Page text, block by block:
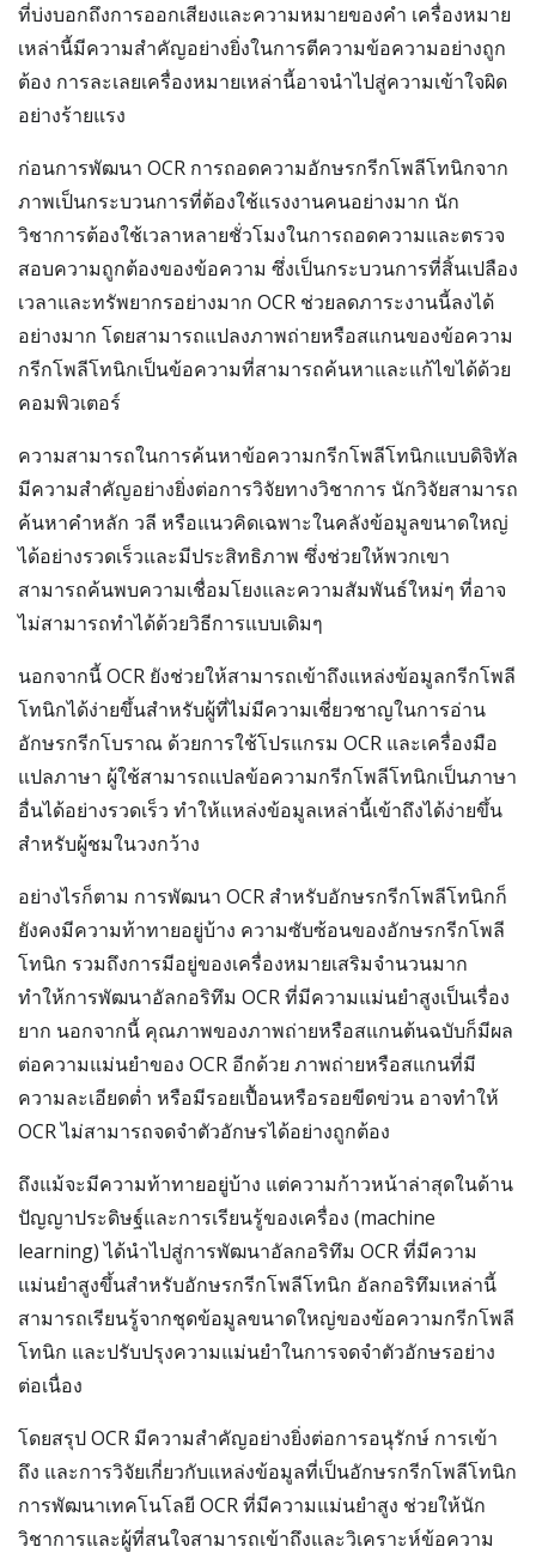
ที่บ่งบอกถึงการออกเสียงและความหมายของคำ เครื่องหมาย
เหล่านี้มีความสำคัญอย่างยิ่งในการตีความข้อความอย่างถูก
ต้อง การละเลยเครื่องหมายเหล่านี้อาจนำไปสู่ความเข้าใจผิด
อย่างร้ายแรง
ก่อนการพัฒนา OCR การถอดความอักษรกรีกโพลีโทนิกจาก
ภาพเป็นกระบวนการที่ต้องใช้แรงงานคนอย่างมาก นัก
วิชาการต้องใช้เวลาหลายชั่วโมงในการถอดความและตรวจ
สอบความถูกต้องของข้อความ ซึ่งเป็นกระบวนการที่สิ้นเปลือง
เวลาและทรัพยากรอย่างมาก OCR ช่วยลดภาระงานนี้ลงได้
อย่างมาก โดยสามารถแปลงภาพถ่ายหรือสแกนของข้อความ
กรีกโพลีโทนิกเป็นข้อความที่สามารถค้นหาและแก้ไขได้ด้วย
คอมพิวเตอร์
ความสามารถในการค้นหาข้อความกรีกโพลีโทนิกแบบดิจิทัล
มีความสำคัญอย่างยิ่งต่อการวิจัยทางวิชาการ นักวิจัยสามารถ
ค้นหาคำหลัก วลี หรือแนวคิดเฉพาะในคลังข้อมูลขนาดใหญ่
ได้อย่างรวดเร็วและมีประสิทธิภาพ ซึ่งช่วยให้พวกเขา
สามารถค้นพบความเชื่อมโยงและความสัมพันธ์ใหม่ๆ ที่อาจ
ไม่สามารถทำได้ด้วยวิธีการแบบเดิมๆ
นอกจากนี้ OCR ยังช่วยให้สามารถเข้าถึงแหล่งข้อมูลกรีกโพลี
โทนิกได้ง่ายขึ้นสำหรับผู้ที่ไม่มีความเชี่ยวชาญในการอ่าน
อักษรกรีกโบราณ ด้วยการใช้โปรแกรม OCR และเครื่องมือ
แปลภาษา ผู้ใช้สามารถแปลข้อความกรีกโพลีโทนิกเป็นภาษา
อื่นได้อย่างรวดเร็ว ทำให้แหล่งข้อมูลเหล่านี้เข้าถึงได้ง่ายขึ้น
สำหรับผู้ชมในวงกว้าง
อย่างไรก็ตาม การพัฒนา OCR สำหรับอักษรกรีกโพลีโทนิกก็
ยังคงมีความท้าทายอยู่บ้าง ความซับซ้อนของอักษรกรีกโพลี
โทนิก รวมถึงการมีอยู่ของเครื่องหมายเสริมจำนวนมาก
ทำให้การพัฒนาอัลกอริทึม OCR ที่มีความแม่นยำสูงเป็นเรื่อง
ยาก นอกจากนี้ คุณภาพของภาพถ่ายหรือสแกนต้นฉบับก็มีผล
ต่อความแม่นยำของ OCR อีกด้วย ภาพถ่ายหรือสแกนที่มี
ความละเอียดต่ำ หรือมีรอยเปื้อนหรือรอยขีดข่วน อาจทำให้
OCR ไม่สามารถจดจำตัวอักษรได้อย่างถูกต้อง
ถึงแม้จะมีความท้าทายอยู่บ้าง แต่ความก้าวหน้าล่าสุดในด้าน
ปัญญาประดิษฐ์และการเรียนรู้ของเครื่อง (machine
learning) ได้นำไปสู่การพัฒนาอัลกอริทึม OCR ที่มีความ
แม่นยำสูงขึ้นสำหรับอักษรกรีกโพลีโทนิก อัลกอริทึมเหล่านี้
สามารถเรียนรู้จากชุดข้อมูลขนาดใหญ่ของข้อความกรีกโพลี
โทนิก และปรับปรุงความแม่นยำในการจดจำตัวอักษรอย่าง
ต่อเนื่อง
โดยสรุป OCR มีความสำคัญอย่างยิ่งต่อการอนุรักษ์ การเข้า
ถึง และการวิจัยเกี่ยวกับแหล่งข้อมูลที่เป็นอักษรกรีกโพลีโทนิก
การพัฒนาเทคโนโลยี OCR ที่มีความแม่นยำสูง ช่วยให้นัก
วิชาการและผู้ที่สนใจสามารถเข้าถึงและวิเคราะห์ข้อความ